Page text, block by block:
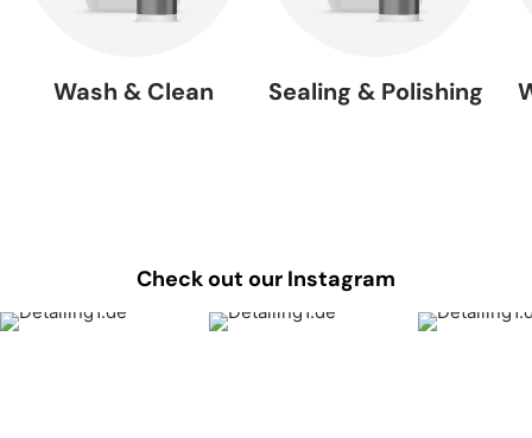
Wash & Clean Sealing & Polishing
Check out our Instagram